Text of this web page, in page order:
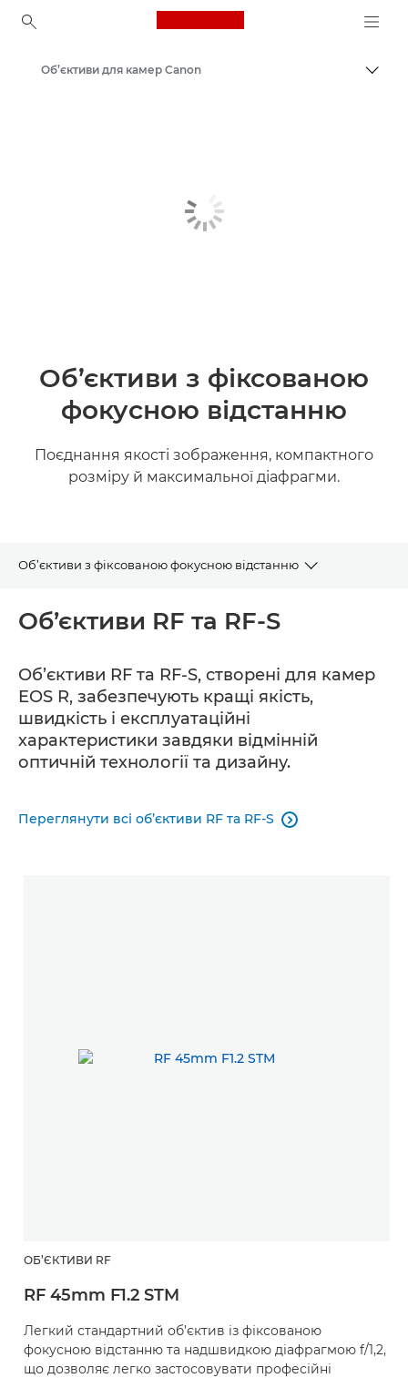
Canon Logo, back to
Об’єктиви для камер Canon
Об’єктиви з фіксованою
фокусною відстанню
Поєднання якості зображення, компактного
розміру й максимальної діафрагми.
Об’єктиви з фіксованою фокусною відстанню
RF та RF-S
EF-S
Об’єктиви RF та RF-S
Об’єктиви RF та RF-S, створені для камер
EOS R, забезпечують кращі якість,
швидкість і експлуатаційні
характеристики завдяки відмінній
оптичній технології та дизайну.
Переглянути всі об’єктиви RF та RF-S 
ОБ’ЄКТИВИ RF
RF 45mm F1.2 STM
Легкий стандартний об’єктив із фіксованою
фокусною відстанню та надшвидкою діафрагмою f/1,2,
що дозволяє легко застосовувати професійні